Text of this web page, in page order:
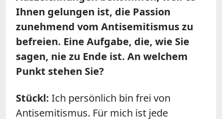
Ihnen gelungen ist, die Passion
zunehmend vom Antisemitismus zu
befreien. Eine Aufgabe, die, wie Sie
sagen, nie zu Ende ist. An welchem
Punkt stehen Sie?
Stückl: Ich persönlich bin frei von
Antisemitismus. Für mich ist jede